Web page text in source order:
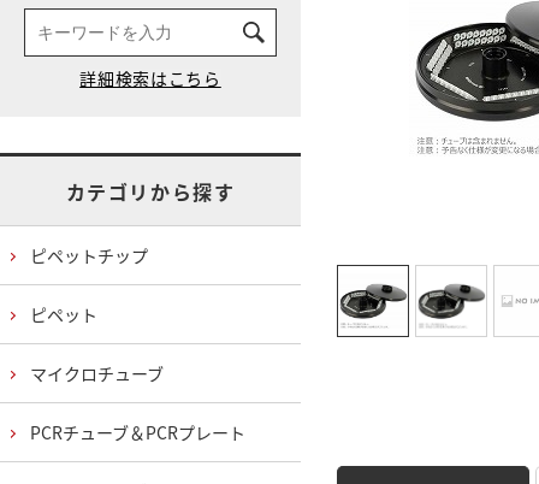
カテゴリから探す
ピペットチップ
ピペット
マイクロチューブ
PCRチューブ＆PCRプレート